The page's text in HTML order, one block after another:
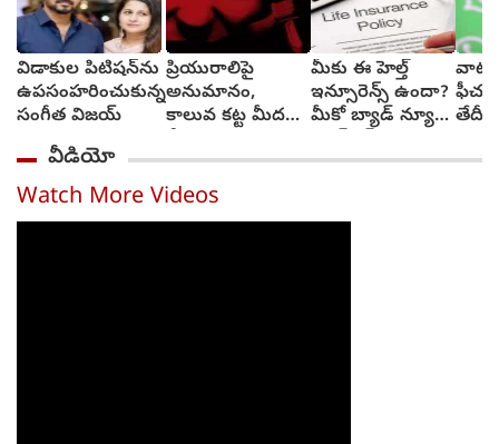
విడాకుల పిటిషన్‌ను
ఉపసంహరించుకున్న
సంగీత విజయ్
ప్రియురాలిపై
అనుమానం,
కాలువ కట్ట మీదకు
చేసిన ప్రియుడు
మీకు ఈ హెల్త్
ఇన్సూరెన్స్ ఉందా?
మీకో బ్యాడ్ న్యూస్‌,
చికిత్స‌ల‌కు
తేదీని
వీడియో
Watch More Videos